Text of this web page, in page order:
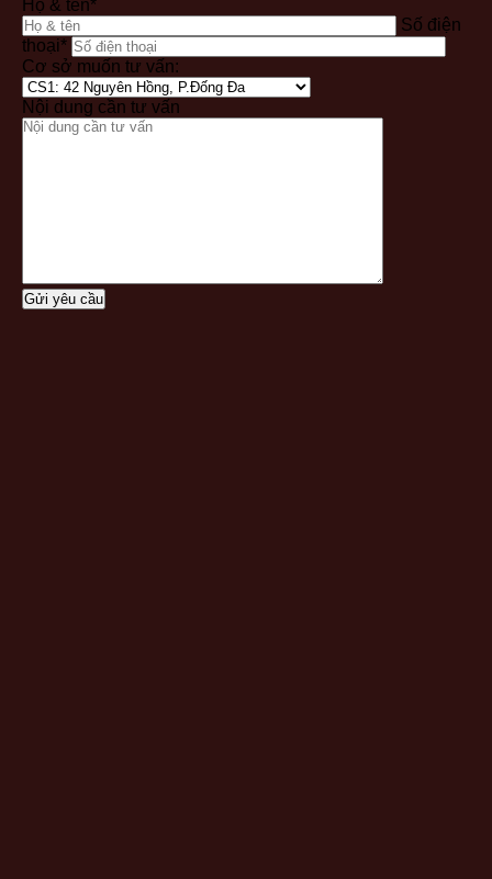
Họ & tên*
Số điện
thoại*
Cơ sở muốn tư vấn:
Nội dung cần tư vấn